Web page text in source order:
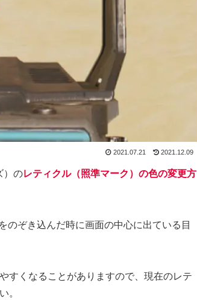
2021.07.21 2021.12.09
）のレティクル（照準マーク）の色の変更方
のぞき込んだ時に画面の中心に出ている目
すくなることがありますので、現在のレテ
。